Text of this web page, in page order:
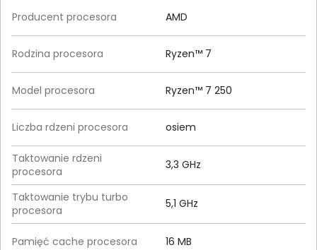
Producent procesora AMD
Rodzina procesora Ryzen™ 7
Model procesora Ryzen™ 7 250
Liczba rdzeni procesora osiem
Taktowanie rdzeni
procesora
3,3 GHz
Taktowanie trybu turbo
procesora
5,1 GHz
Pamięć cache procesora 16 MB